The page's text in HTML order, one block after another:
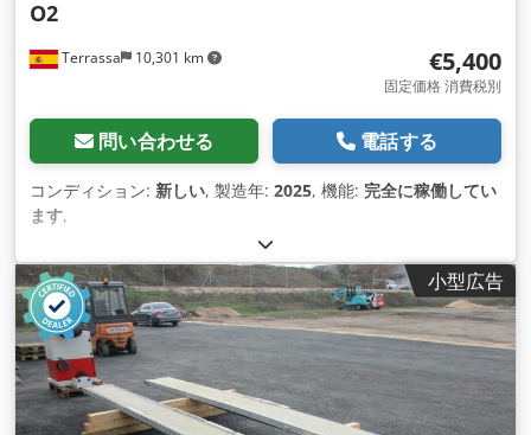
Terrassa 10,301 km
O2
€5,400
固定価格 消費税別
問い合わせる 電話する
コンディション: 新しい, 製造年: 2025, 機能: 完全に稼働してい
ます,
小型広告